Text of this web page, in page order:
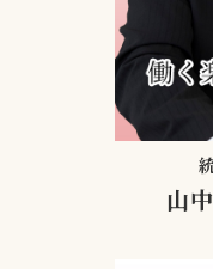
山中